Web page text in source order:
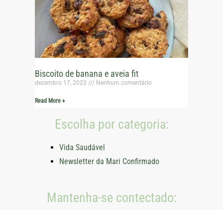
Biscoito de banana e aveia fit
dezembro 17, 2023 Nenhum comentário
Read More »
Escolha por categoria:
Vida Saudável
Newsletter da Mari Confirmado
Mantenha-se contectado: